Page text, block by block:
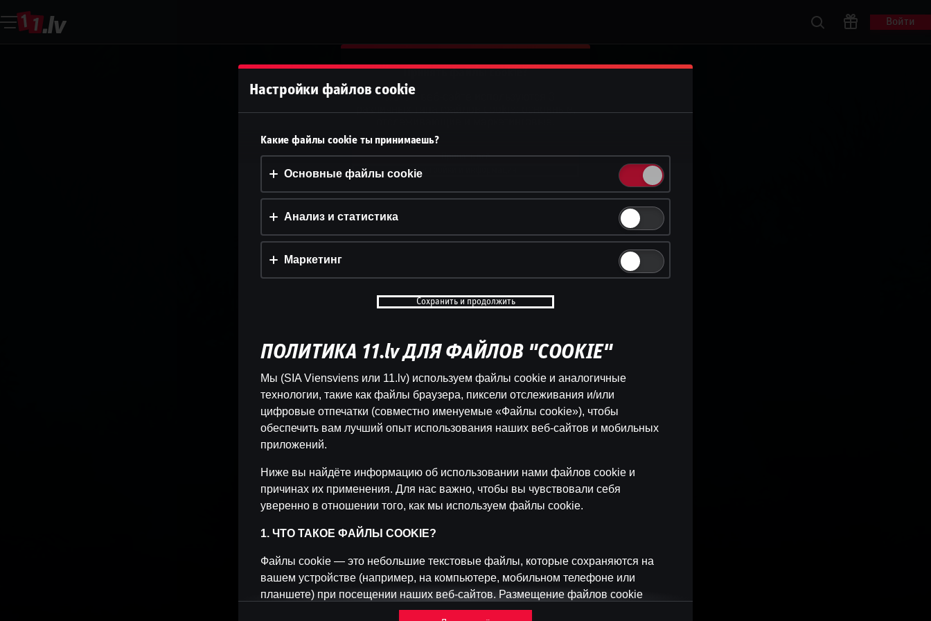
Войти
Эта игра недоступна как демо-версия.
Пожалуйста, авторизуйся, чтобы играть в
эту игру на реальные деньги.
Принять файлы cookie?
На этом веб-сайте используются 3
Принять всё
Настройки и информация
Настройки файлов cookie
Какие файлы cookie ты принимаешь?
Основные файлы cookie
Анализ и статистика
Маркетинг
Сохранить и продолжить
ПОЛИТИКА 11.lv ДЛЯ ФАЙЛОВ "COOKIE"
Мы (SIA Viensviens или 11.lv) используем файлы cookie и аналогичные
технологии, такие как файлы браузера, пиксели отслеживания и/или
цифровые отпечатки (совместно именуемые «Файлы cookie»), чтобы
обеспечить вам лучший опыт использования наших веб-сайтов и мобильных
приложений.
Ниже вы найдёте информацию об использовании нами файлов cookie и
причинах их применения. Для нас важно, чтобы вы чувствовали себя
уверенно в отношении того, как мы используем файлы cookie.
1. ЧТО ТАКОЕ ФАЙЛЫ COOKIE?
Файлы cookie — это небольшие текстовые файлы, которые сохраняются на
вашем устройстве (например, на компьютере, мобильном телефоне или
планшете) при посещении наших веб-сайтов. Размещение файлов cookie
позволяет нам распознавать вас и отслеживать, как вы используете наши веб-